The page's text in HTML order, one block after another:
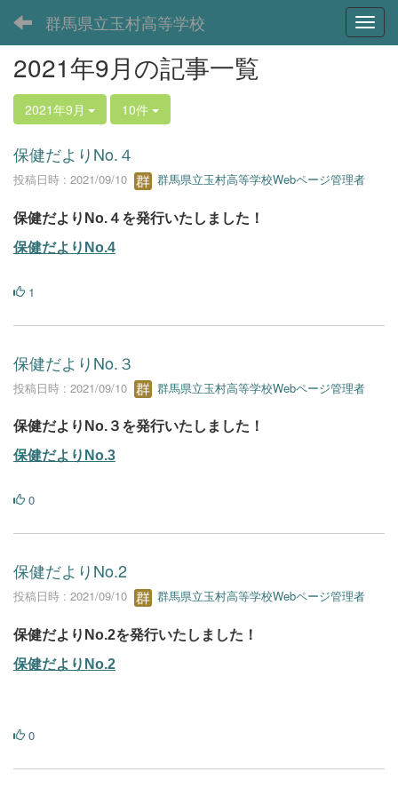
群馬県立玉村高等学校
2021年9月の記事一覧
2021年9月 10件
保健だよりNo.４
投稿日時 : 2021/09/10 群馬県立玉村高等学校Webページ管理者
保健だよりNo.４を発行いたしました！
保健だよりNo.4
1
保健だよりNo.３
投稿日時 : 2021/09/10 群馬県立玉村高等学校Webページ管理者
保健だよりNo.３を発行いたしました！
保健だよりNo.3
0
保健だよりNo.2
投稿日時 : 2021/09/10 群馬県立玉村高等学校Webページ管理者
保健だよりNo.2を発行いたしました！
保健だよりNo.2
0